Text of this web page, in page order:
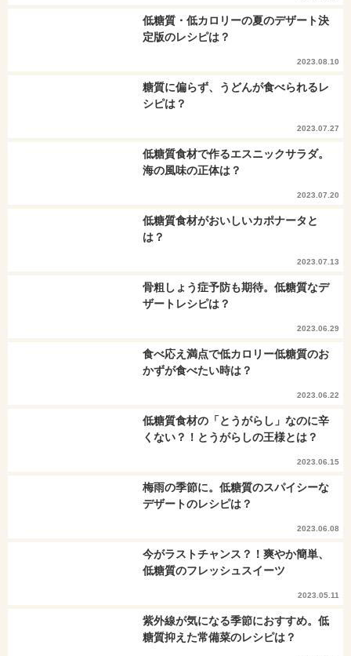
低糖質・低カロリーの夏のデザート決
定版のレシピは？
2023.08.10
糖質に偏らず、うどんが食べられるレ
シピは？
2023.07.27
低糖質食材で作るエスニックサラダ。
海の風味の正体は？
2023.07.20
低糖質食材がおいしいカポナータと
は？
2023.07.13
骨粗しょう症予防も期待。低糖質なデ
ザートレシピは？
2023.06.29
食べ応え満点で低カロリー低糖質のお
かずが食べたい時は？
2023.06.22
低糖質食材の「とうがらし」なのに辛
くない？！とうがらしの王様とは？
2023.06.15
梅雨の季節に。低糖質のスパイシーな
デザートのレシピは？
2023.06.08
今がラストチャンス？！爽やか簡単、
低糖質のフレッシュスイーツ
2023.05.11
紫外線が気になる季節におすすめ。低
糖質抑えた常備菜のレシピは？